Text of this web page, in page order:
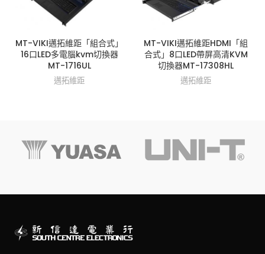
MT-VIKI邁拓維距「組合式」
16口LED多電腦kvm切換器
MT-1716UL
邁拓維距
MT-VIKI邁拓維距HDMI「組
合式」8口LED帶屏高清KVM
切換器MT-17308HL
邁拓維距